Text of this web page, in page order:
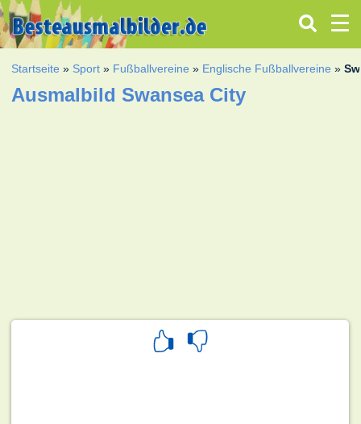
Startseite » Sport » Fußballvereine » Englische Fußballvereine »
Ausmalbild Swansea City